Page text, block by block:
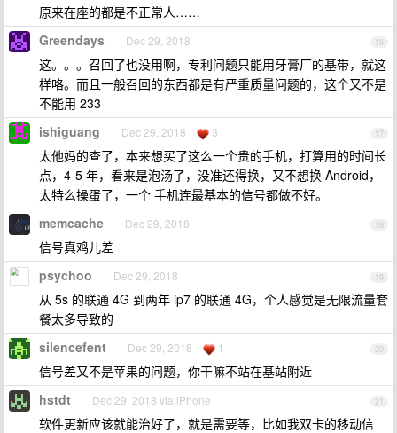
原来在座的都是不正常人……
16
Greendays Dec 29, 2018
这。。。召回了也没用啊，专利问题只能用牙膏厂的基带，就这
样咯。而且一般召回的东西都是有严重质量问题的，这个又不是
不能用 233
17
ishiguang Dec 29, 2018 3
太他妈的查了，本来想买了这么一个贵的手机，打算用的时间长
点，4-5 年，看来是泡汤了，没准还得换，又不想换 Android，
太特么操蛋了，一个 手机连最基本的信号都做不好。
18
memcache Dec 29, 2018
信号真鸡儿差
19
psychoo Dec 29, 2018
从 5s 的联通 4G 到两年 ip7 的联通 4G，个人感觉是无限流量套
餐太多导致的
20
silencefent Dec 29, 2018 1
信号差又不是苹果的问题，你干嘛不站在基站附近
21
hstdt Dec 29, 2018 via iPhone
软件更新应该就能治好了，就是需要等，比如我双卡的移动信